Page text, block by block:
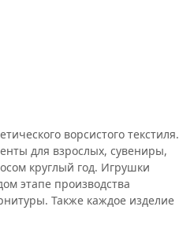
ворсистого текстиля.
для взрослых, сувениры,
круглый год. Игрушки
этапе производства
Также каждое изделие